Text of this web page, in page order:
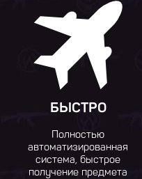
БЫСТРО
Полностью
автоматизированная
система, быстрое
получение предмета